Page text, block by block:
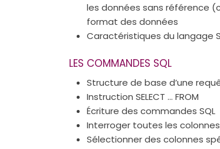
les données sans référence
format des données
Caractéristiques du langage
LES COMMANDES SQL
Structure de base d’une
Instruction SELECT ... FROM
Écriture des commandes SQL
Interroger toutes les
Sélectionner des colonnes